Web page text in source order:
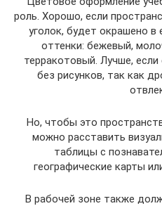
роль. Хорошо, если
уголок, будет окрашено
оттенки: бежевый,
терракотовый. Лучше,
без рисунков, так как
Но, чтобы это
можно расставить
таблицы с
географические карты
В рабочей зоне также